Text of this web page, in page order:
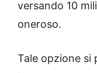
versando 10
oneroso.
Tale opzione si